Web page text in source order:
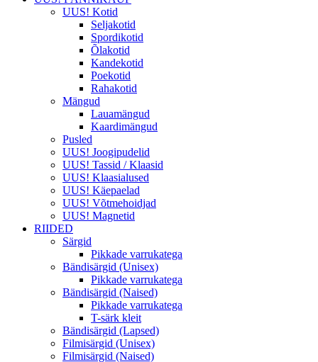
UUS! Kotid
Seljakotid
Spordikotid
Õlakotid
Kandekotid
Poekotid
Rahakotid
Mängud
Lauamängud
Kaardimängud
Pusled
UUS! Joogipudelid
UUS! Tassid / Klaasid
UUS! Klaasialused
UUS! Käepaelad
UUS! Võtmehoidjad
UUS! Magnetid
RIIDED
Särgid
Pikkade varrukatega
Bändisärgid (Unisex)
Pikkade varrukatega
Bändisärgid (Naised)
Pikkade varrukatega
T-särk kleit
Bändisärgid (Lapsed)
Filmisärgid (Unisex)
Filmisärgid (Naised)